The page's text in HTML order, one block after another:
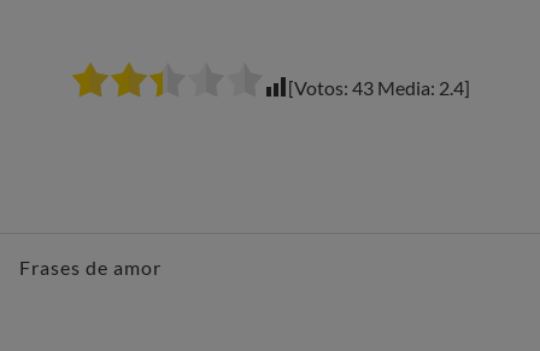
[Votos: 43Media: 2.4]
Frases de amor